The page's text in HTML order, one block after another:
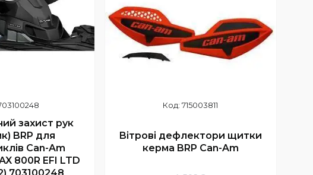
захист рук
BRP для
Can-Am
800R EFI LTD
715003811
Вітрові дефлектори щитки
керма BRP Can-Am